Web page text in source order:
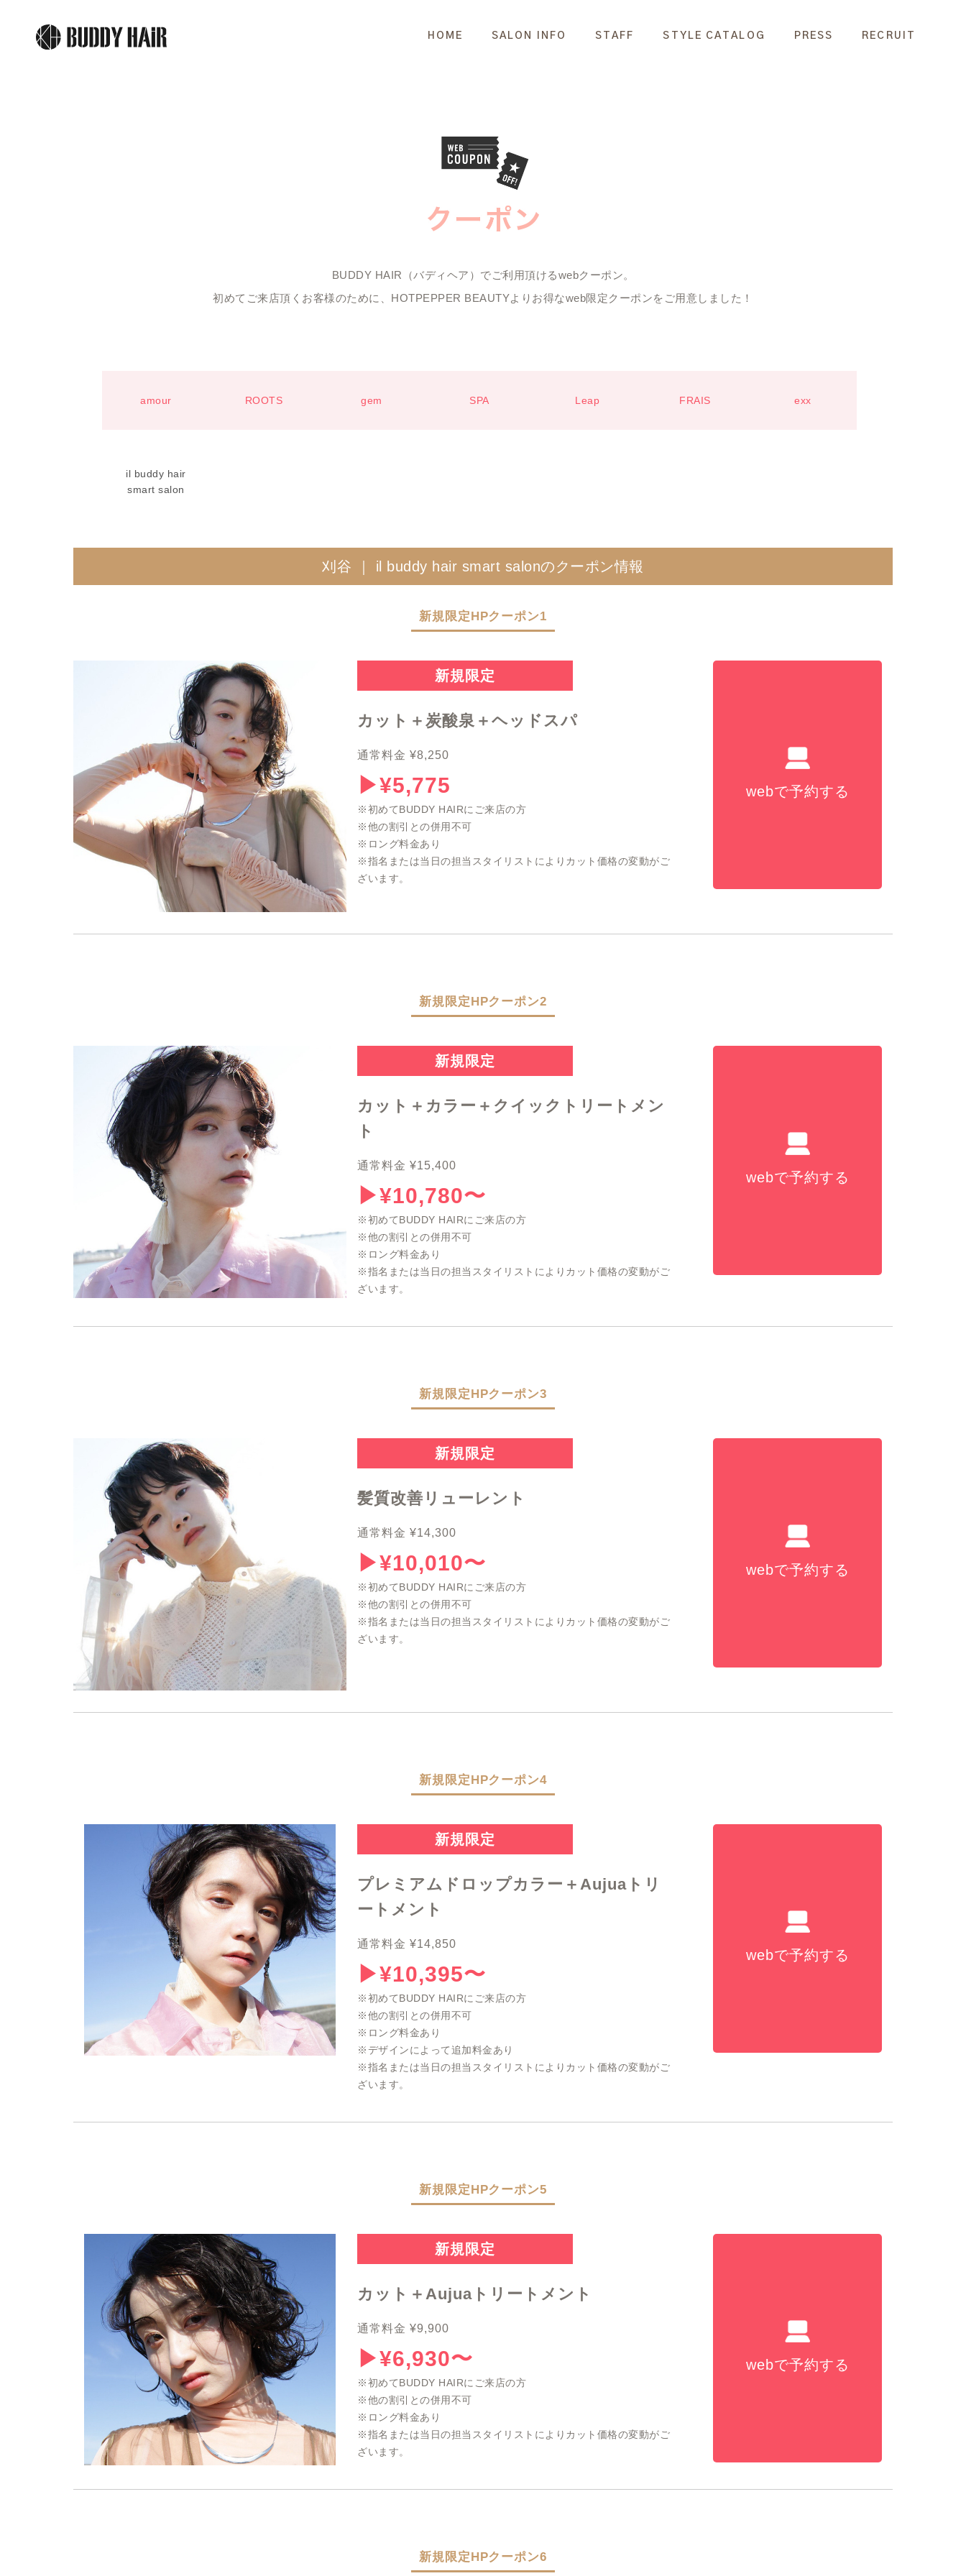
HOME SALON INFO STAFF STYLE CATALOG PRESS RECRUIT
BUDDY HAIR（バディヘア）でご利用頂けるwebクーポン。
初めてご来店頂くお客様のために、HOTPEPPER BEAUTYよりお得なweb限定クーポンをご用意しました！
amour ROOTS gem SPA Leap FRAIS exx
il buddy hair
smart salon
刈谷 ｜ il buddy hair smart salonのクーポン情報
新規限定HPクーポン1
新規限定
カット＋炭酸泉＋ヘッドスパ
通常料金 ¥8,250
▶︎¥5,775
※初めてBUDDY HAIRにご来店の方
※他の割引との併用不可
※ロング料金あり
※指名または当日の担当スタイリストによりカット価格の変動がご
ざいます。
webで予約する
新規限定HPクーポン2
新規限定
カット＋カラー＋クイックトリートメン
ト
通常料金 ¥15,400
▶︎¥10,780〜
※初めてBUDDY HAIRにご来店の方
※他の割引との併用不可
※ロング料金あり
※指名または当日の担当スタイリストによりカット価格の変動がご
ざいます。
webで予約する
新規限定HPクーポン3
新規限定
髪質改善リューレント
通常料金 ¥14,300
▶︎¥10,010〜
※初めてBUDDY HAIRにご来店の方
※他の割引との併用不可
※指名または当日の担当スタイリストによりカット価格の変動がご
ざいます。
webで予約する
新規限定HPクーポン4
新規限定
プレミアムドロップカラー＋Aujuaトリ
ートメント
通常料金 ¥14,850
▶︎¥10,395〜
※初めてBUDDY HAIRにご来店の方
※他の割引との併用不可
※ロング料金あり
※デザインによって追加料金あり
※指名または当日の担当スタイリストによりカット価格の変動がご
ざいます。
webで予約する
新規限定HPクーポン5
新規限定
カット＋Aujuaトリートメント
通常料金 ¥9,900
▶︎¥6,930〜
※初めてBUDDY HAIRにご来店の方
※他の割引との併用不可
※ロング料金あり
※指名または当日の担当スタイリストによりカット価格の変動がご
ざいます。
webで予約する
新規限定HPクーポン6